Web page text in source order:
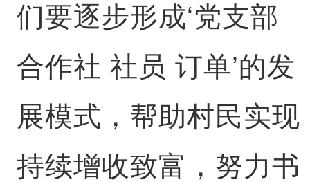
们要逐步形成‘党支部
合作社 社员 订单’的发
展模式，帮助村民实现
持续增收致富，努力书